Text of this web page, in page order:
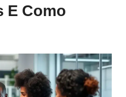
E Como